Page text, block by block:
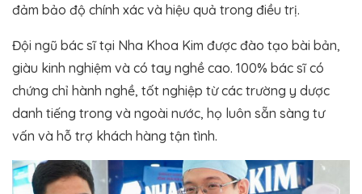
đảm bảo độ chính xác và hiệu quả trong điều trị​.
Đội ngũ bác sĩ tại Nha Khoa Kim được đào tạo bài bản,
giàu kinh nghiệm và có tay nghề cao. 100% bác sĩ có
chứng chỉ hành nghề, tốt nghiệp từ các trường y dược
danh tiếng trong và ngoài nước, họ luôn sẵn sàng tư
vấn và hỗ trợ khách hàng tận tình​.